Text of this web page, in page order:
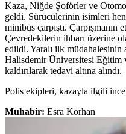
Kaza, Niğde Şoförler ve
geldi. Sürücülerinin isimleri
minibüs çarpıştı. Çarpışmanın
Çevredekilerin ihbarı üzerine
edildi. Yaralı ilk müdahalesinin
Halisdemir Üniversitesi Eğitim
kaldırılarak tedavi altına alındı.
Polis ekipleri, kazayla ilgili
Muhabir: Esra Körhan